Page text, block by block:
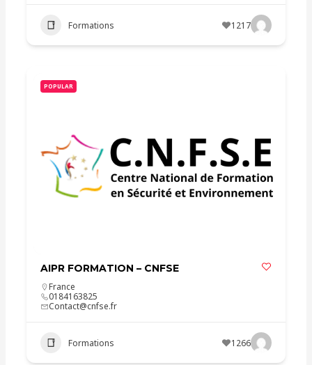
Formations 1217
POPULAR
AIPR FORMATION – CNFSE
France
0184163825
Contact@cnfse.fr
Formations 1266